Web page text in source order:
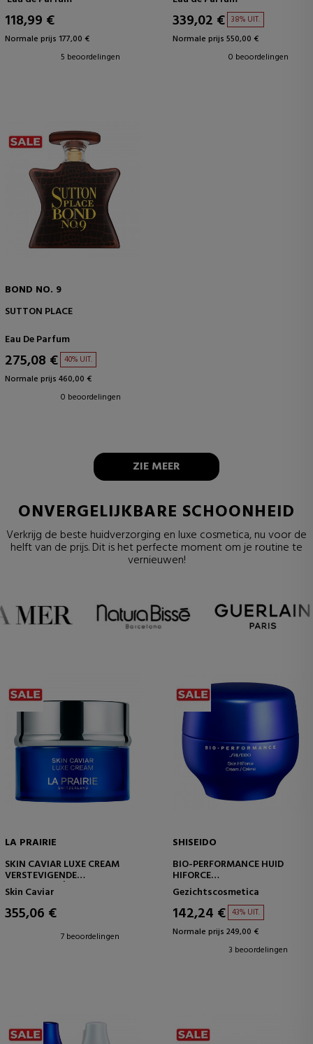
118,99 €
Normale prijs 177,00 €
5 beoordelingen
339,02 € 38% UIT.
Normale prijs 550,00 €
0 beoordelingen
BOND NO. 9
SUTTON PLACE
Eau De Parfum
275,08 € 40% UIT.
Normale prijs 460,00 €
0 beoordelingen
ZIE MEER
ONVERGELIJKBARE SCHOONHEID
Verkrijg de beste huidverzorging en luxe cosmetica, nu voor de
helft van de prijs. Dit is het perfecte moment om je routine te
vernieuwen!
LA PRAIRIE
SKIN CAVIAR LUXE CREAM
VERSTEVIGENDE
GEZICHTSCRÈME
Skin Caviar
355,06 €
7 beoordelingen
SHISEIDO
BIO-PERFORMANCE HUID
HIFORCE
ZEER EFFECTIEVE
VERJONGENDE CRÈME
Gezichtscosmetica
142,24 € 43% UIT.
Normale prijs 249,00 €
3 beoordelingen